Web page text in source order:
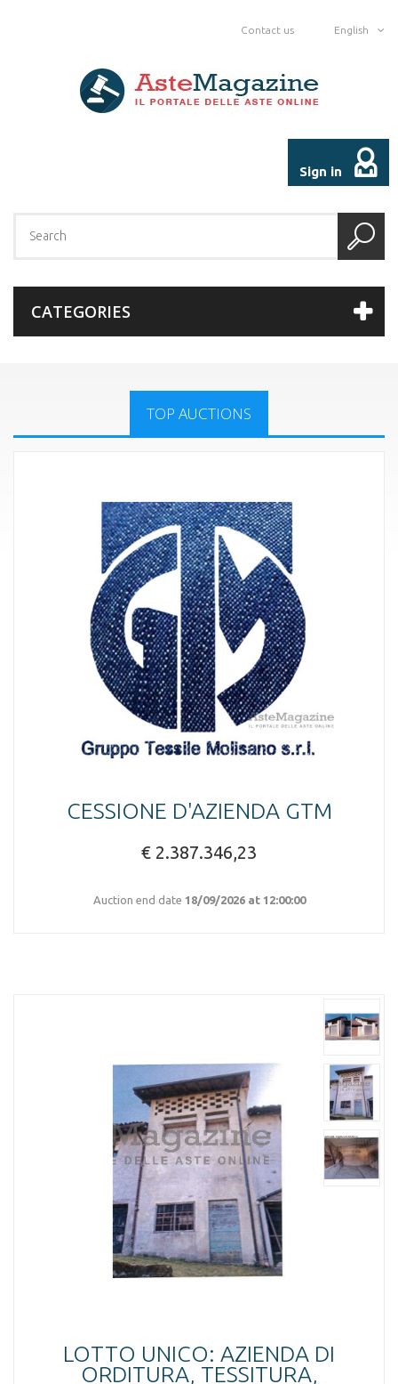
English
Contact us
Sign in
CATEGORIES
TOP AUCTIONS
CESSIONE D'AZIENDA GTM
€ 2.387.346,23
Auction end date 18/09/2026 at 12:00:00
LOTTO UNICO: AZIENDA DI
ORDITURA, TESSITURA,